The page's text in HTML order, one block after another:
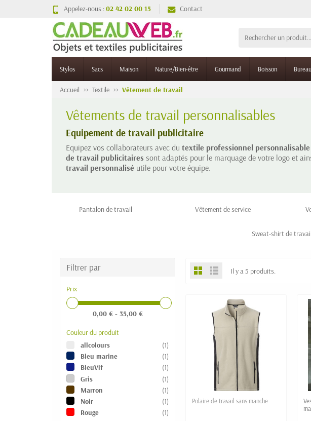
Appelez-nous :02 42 02 00 15 Contact
Stylos Sacs Maison Nature/Bien-être Gourmand Boisson Bureau
Accueil Textile Vêtement de travail
Vêtements de travail personnalisables
Equipement de travail publicitaire
Equipez vos collaborateurs avec du textile professionnel personnalisable
de travail publicitaires sont adaptés pour le marquage de votre logo et
travail personnalisé utile pour votre équipe.
Pantalon de travail Vêtement de service
Sweat-shirt de travail
Filtrer par
Prix
0,00 € - 35,00 €
Couleur du produit
allcolours
(1)
Bleu marine
(1)
BleuVif
(1)
Gris
(1)
Marron
(1)
Noir
(1)
Rouge
(1)
Il y a 5 produits.
Polaire de travail sans manche